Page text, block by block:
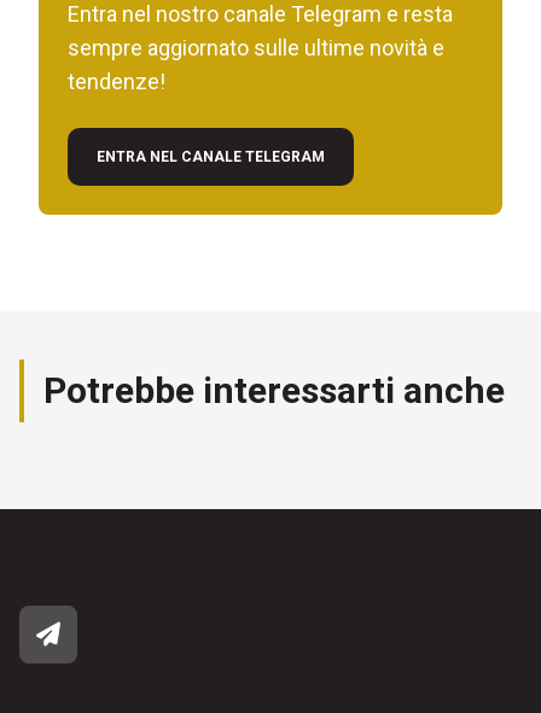
Entra nel nostro canale Telegram e resta
sempre aggiornato sulle ultime novità e
tendenze!
ENTRA NEL CANALE TELEGRAM
Potrebbe interessarti anche